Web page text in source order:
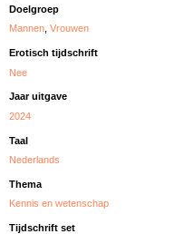
Doelgroep
Mannen,Vrouwen
Erotisch tijdschrift
Nee
Jaar uitgave
2024
Taal
Nederlands
Thema
Kennis en wetenschap
Tijdschrift set